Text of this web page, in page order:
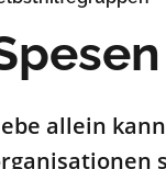
allein